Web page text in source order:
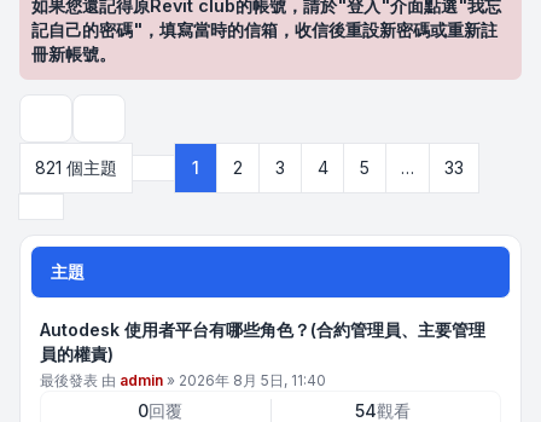
如果您還記得原Revit club的帳號，請於"登入"介面點選"我忘
記自己的密碼"，填寫當時的信箱，收信後重設新密碼或重新註
冊新帳號。
821 個主題
第1 頁 (共 33 頁)
1 2 3 4 5 …
33
主題
Autodesk 使用者平台有哪些角色？(合約管理員、主要管理
員的權責)
最後發表 由 admin » 2026年 8月 5日, 11:40
0回覆 54觀看